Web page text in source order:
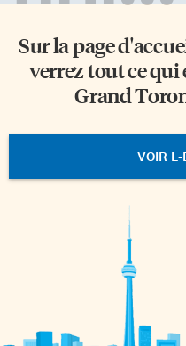
Sur la page
verrez tout ce
Grand
VOIR L-